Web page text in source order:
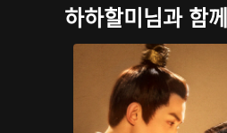
하하할미님과 함